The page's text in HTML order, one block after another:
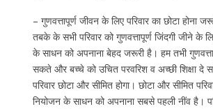
– गुणवत्तापूर्ण जीवन के लिए परिवार का छोटा होना
तबके के सभी परिवार को गुणवत्तापूर्ण जिंदगी जीने के
के साधन को अपनाना बेहद जरूरी है। हम तभी
सकते और बच्चे को उचित परवरिश व अच्छी शिक्षा दे
परिवार छोटा और सीमित होगा। छोटा और सीमित
नियोजन के साधन को अपनाना सबसे पहली नींव है।